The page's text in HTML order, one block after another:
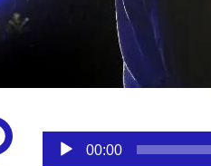
Facebook
Reproductor
00:00